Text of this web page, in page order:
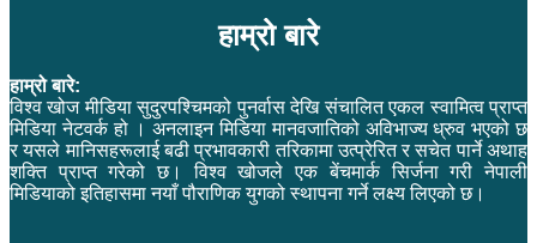
हाम्रो बारे
हाम्रो बारे:
विश्व खोज मीडिया सुदुरपश्चिमको पुनर्वास देखि संचालित एकल स्वामित्व प्राप्त
मिडिया नेटवर्क हो । अनलाइन मिडिया मानवजातिको अविभाज्य ध्रुव भएको छ
र यसले मानिसहरूलाई बढी प्रभावकारी तरिकामा उत्प्रेरित र सचेत पार्ने अथाह
शक्ति प्राप्त गरेको छ। विश्व खोजले एक बेंचमार्क सिर्जना गरी नेपाली
मिडियाको इतिहासमा नयाँ पौराणिक युगको स्थापना गर्ने लक्ष्य लिएको छ।